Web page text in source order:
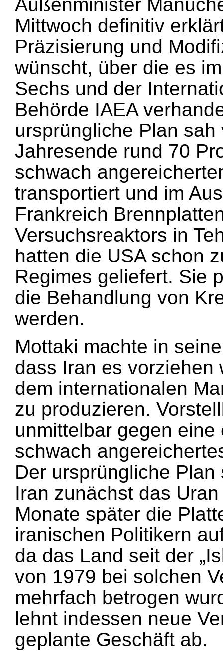
Außenminister
Mittwoch definitiv
Präzisierung und
wünscht, über die es
Sechs und der
Behörde IAEA
ursprüngliche Plan
Jahresende rund 70
schwach
transportiert und im
Frankreich
Versuchsreaktors in
hatten die USA schon
Regimes geliefert. Sie
die Behandlung von
werden.
Mottaki machte in
dass Iran es vorziehen
dem internationalen
zu produzieren.
unmittelbar gegen
schwach
Der ursprüngliche
Iran zunächst das
Monate später die
iranischen Politikern
da das Land seit der
von 1979 bei solchen
mehrfach betrogen
lehnt indessen neue
geplante Geschäft ab.